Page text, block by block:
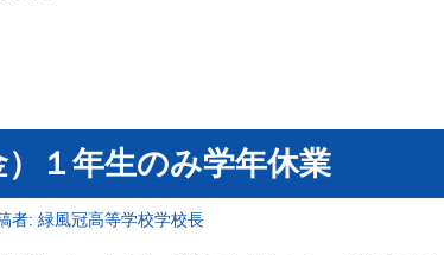
）１年生のみ学年休業
者: 緑風冠高等学校学校長